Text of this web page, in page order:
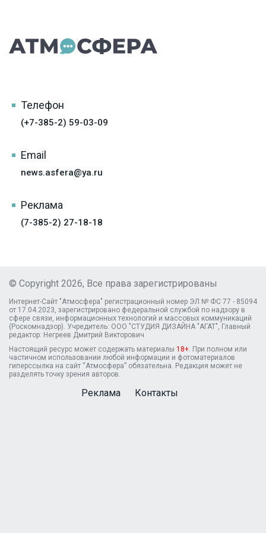
Телефон
(+7-385-2) 59-03-09
Email
news.asfera@ya.ru
Реклама
(7-385-2) 27-18-18
© Copyright 2026, Все права зарегистрированы
Интернет-Сайт "Атмосфера" регистрационный номер ЭЛ № ФС 77 - 85094
от 17.04.2023, зарегистрировано федеральной службой по надзору в
сфере связи, информационных технологий и массовых коммуникаций
(Роскомнадзор). Учредитель: ООО "СТУДИЯ ДИЗАЙНА "АГАТ", Главный
редактор: Негреев Дмитрий Викторович
Настоящий ресурс может содержать материалы 18+. При полном или
частичном использовании любой информации и фотоматериалов
гиперссылка на сайт “Атмосфера” обязательна. Редакция может не
разделять точку зрения авторов.
Реклама Контакты